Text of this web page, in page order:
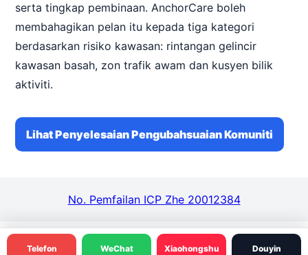
serta tingkap pembinaan. AnchorCare boleh
membahagikan pelan itu kepada tiga kategori
berdasarkan risiko kawasan: rintangan gelincir
kawasan basah, zon trafik awam dan kusyen bilik
aktiviti.
Lihat Penyelesaian Pengubahsuaian Komuniti
Telefon WeChat Xiaohongshu Douyin
No. Pemfailan ICP Zhe 20012384